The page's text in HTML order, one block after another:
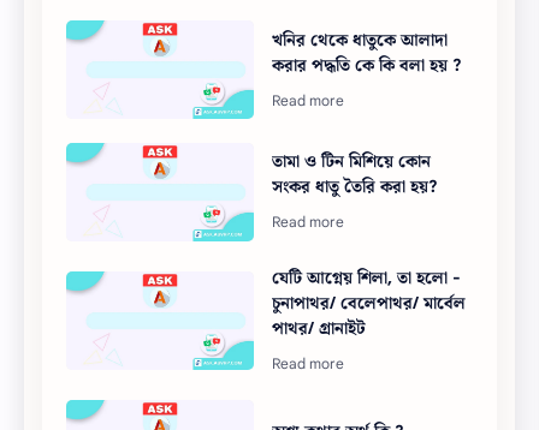
খনির থেকে ধাতুকে আলাদা
করার পদ্ধতি কে কি বলা হয় ?
তামা ও টিন মিশিয়ে কোন
সংকর ধাতু তৈরি করা হয়?
যেটি আগ্নেয় শিলা, তা হলো -
চুনাপাথর/ বেলেপাথর/ মার্বেল
পাথর/ গ্রানাইট